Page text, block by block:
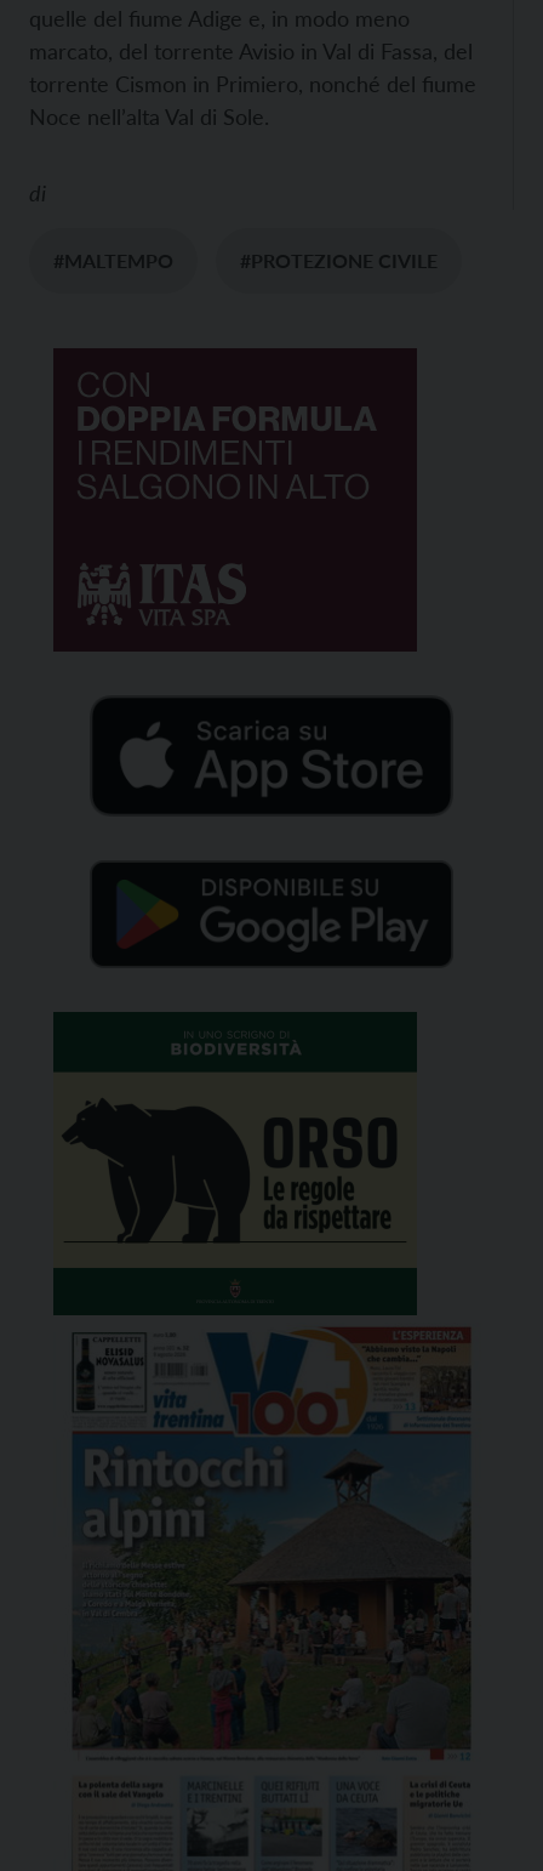
quelle del fiume Adige e, in modo meno
marcato, del torrente Avisio in Val di Fassa, del
torrente Cismon in Primiero, nonché del fiume
Noce nell’alta Val di Sole.
di
#MALTEMPO #PROTEZIONE CIVILE